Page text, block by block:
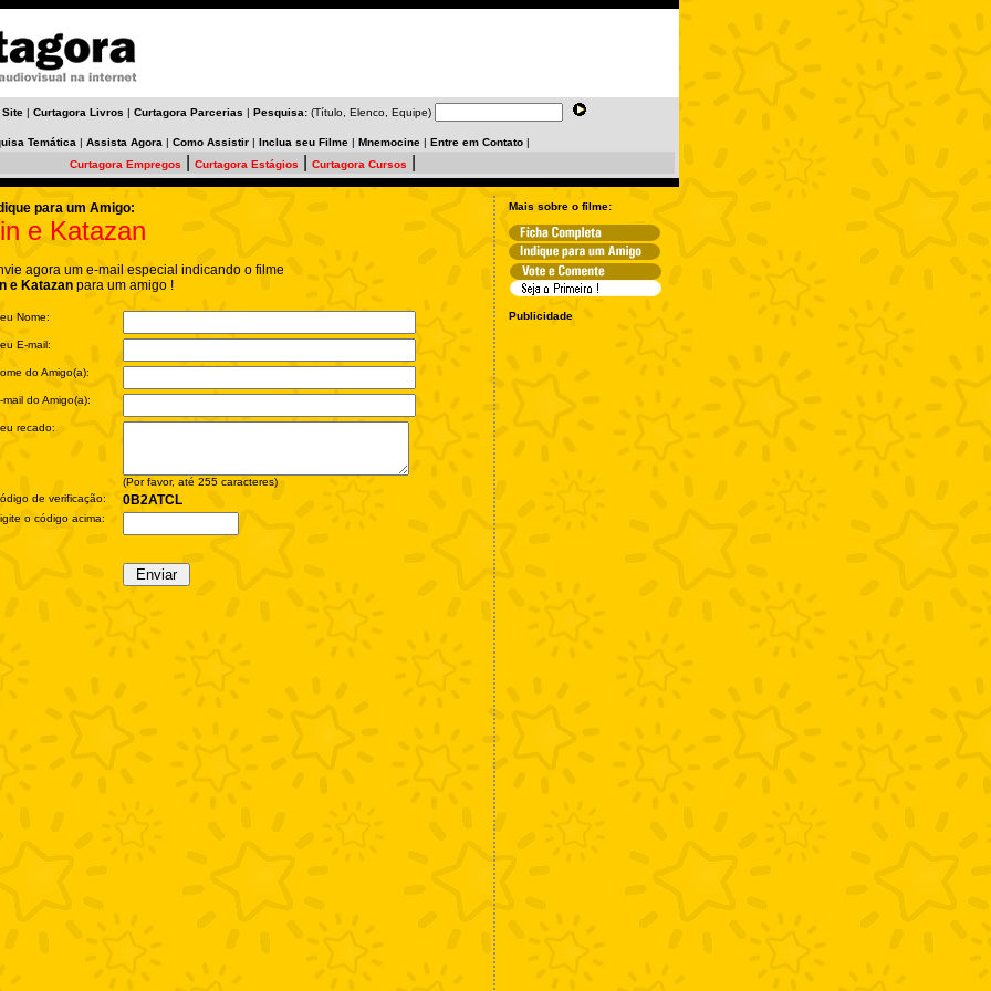
Site | Curtagora Livros | Curtagora Parcerias | Pesquisa: (Título, Elenco, Equipe)
Temática | Assista Agora | Como Assistir | Inclua seu Filme | Mnemocine | Entre em Contato |
Curtagora Empregos
Curtagora Estágios Curtagora Cursos
para um Amigo:
e Katazan
agora um e-mail especial indicando o filme
e Katazan para um amigo !
Nome:
E-mail:
do Amigo(a):
mail do Amigo(a):
recado:
(Por favor, até 255 caracteres)
de verificação:
0B2ATCL
o código acima:
Mais sobre o filme:
Publicidade